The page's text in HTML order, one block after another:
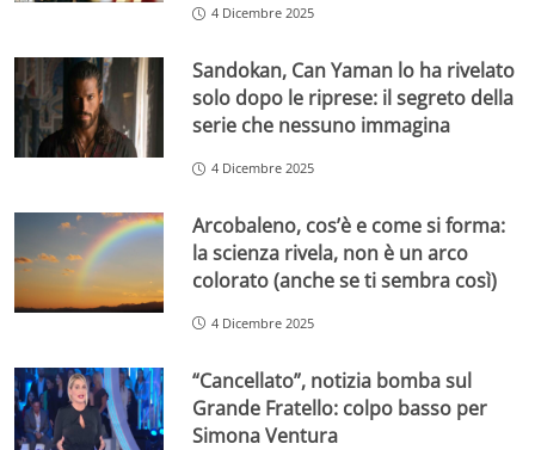
4 Dicembre 2025
Sandokan, Can Yaman lo ha rivelato
solo dopo le riprese: il segreto della
serie che nessuno immagina
4 Dicembre 2025
Arcobaleno, cos’è e come si forma:
la scienza rivela, non è un arco
colorato (anche se ti sembra così)
4 Dicembre 2025
“Cancellato”, notizia bomba sul
Grande Fratello: colpo basso per
Simona Ventura